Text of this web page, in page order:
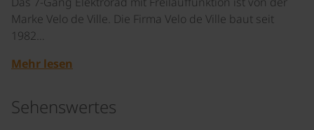
Marke Velo de Ville. Die Firma Velo de Ville baut seit
1982…
Mehr lesen
Sehenswertes